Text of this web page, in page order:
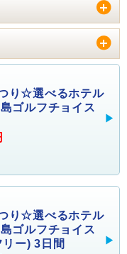
り☆選べるホテル
ゴルフチョイス
り☆選べるホテル
ゴルフチョイス
ー) 3日間